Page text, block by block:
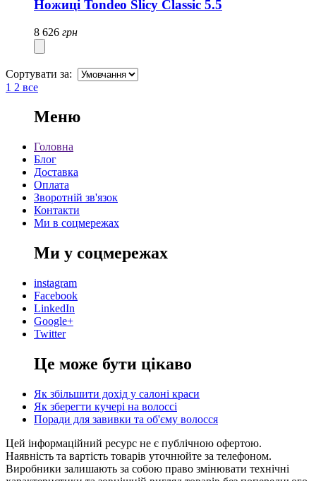
Ножиці Tondeo Slicy Classic 5.5
8 626 грн
Сортувати за:
1 2 все
Меню
Головна
Блог
Доставка
Оплата
Зворотній зв'язок
Контакти
Ми в соцмережах
Ми у соцмережах
instagram
Facebook
LinkedIn
Google+
Twitter
Це може бути цікаво
Як збільшити дохід у салоні краси
Як зберегти кучері на волоссі
Поради для завивки та об'єму волосся
Цей інформаційний ресурс не є публічною офертою.
Наявність та вартість товарів уточнюйте за телефоном.
Виробники залишають за собою право змінювати технічні